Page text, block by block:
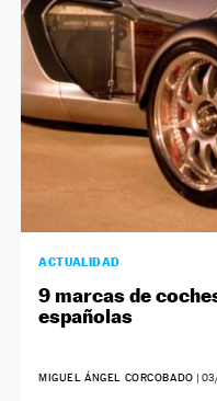
ACTUALIDAD
9 marcas de
españolas
MIGUEL ÁNGEL CORCOBADO |